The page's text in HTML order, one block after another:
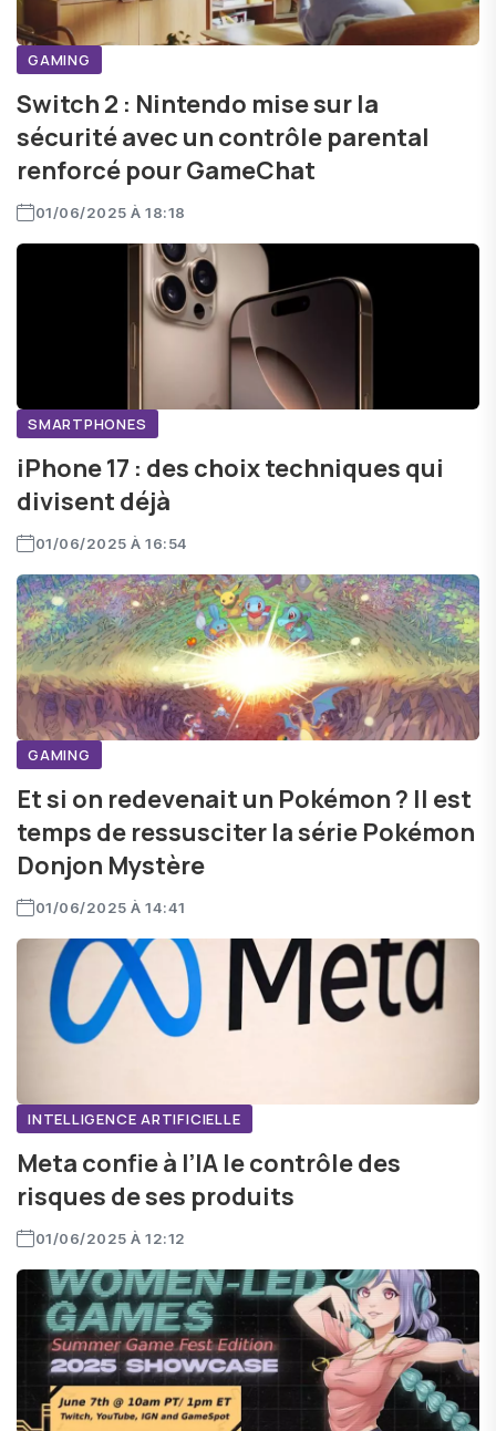
GAMING
Switch 2 : Nintendo mise sur la
sécurité avec un contrôle parental
renforcé pour GameChat
01/06/2025 À 18:18
SMARTPHONES
iPhone 17 : des choix techniques qui
divisent déjà
01/06/2025 À 16:54
GAMING
Et si on redevenait un Pokémon ? Il est
temps de ressusciter la série Pokémon
Donjon Mystère
01/06/2025 À 14:41
INTELLIGENCE ARTIFICIELLE
Meta confie à l’IA le contrôle des
risques de ses produits
01/06/2025 À 12:12